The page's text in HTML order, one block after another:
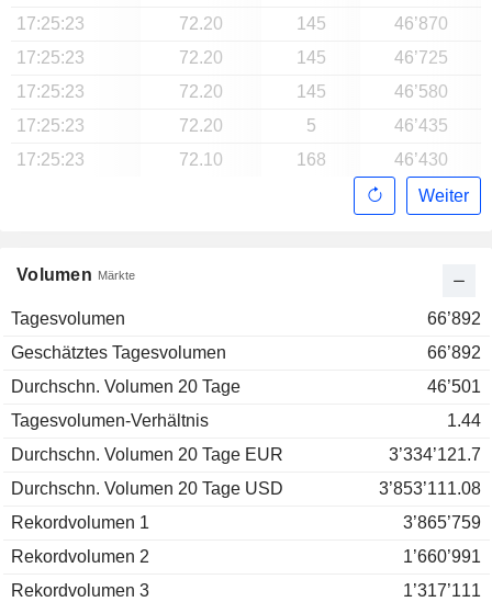
Volumen Märkte
Tagesvolumen
66’892
Geschätztes Tagesvolumen
66’892
Durchschn. Volumen 20 Tage
46’501
Tagesvolumen-Verhältnis
1.44
Durchschn. Volumen 20 Tage EUR
3’334’121.7
Durchschn. Volumen 20 Tage USD
3’853’111.08
Rekordvolumen 1
3’865’759
Rekordvolumen 2
1’660’991
Rekordvolumen 3
1’317’111
17:25:23
72.20 145
46’870
17:25:23
72.20 145
46’725
17:25:23
72.20 145
46’580
17:25:23
72.20 5
46’435
17:25:23
72.10 168
46’430
Weiter